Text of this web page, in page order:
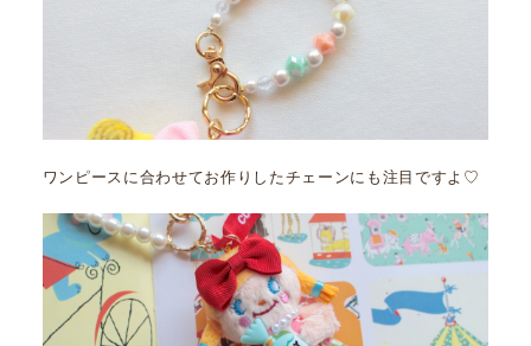
ワンピースに合わせてお作りしたチェーンにも注目ですよ♡